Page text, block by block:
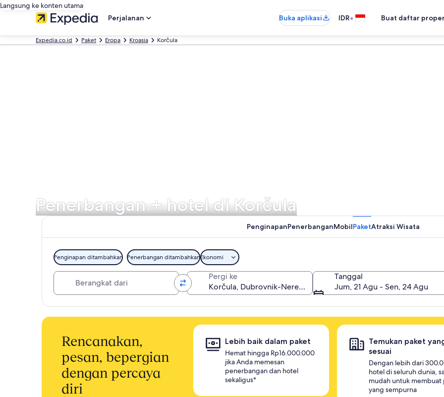
Langsung ke konten utama
Perjalanan
Buka aplikasi IDR• Buat daftar
Expedia.co.id Paket Eropa Kroasia Korčula
Penerbangan + hotel di Korčula
PenginapanPenerbanganMobilPaketAtraksi Wisata
Penginapan ditambahkan Penerbangan ditambahkanEkonomi
Pergi ke
Tanggal
Jum, 21 Agu - Sen, 24 Agu
Rencanakan,
pesan, bepergian
dengan percaya
diri
Lebih baik dalam paket
Hemat hingga Rp16.000.000
jika Anda memesan
penerbangan dan hotel
sekaligus*
Temukan paket
sesuai
Dengan lebih dari
hotel di seluruh dunia,
mudah untuk membuat
yang sempurna